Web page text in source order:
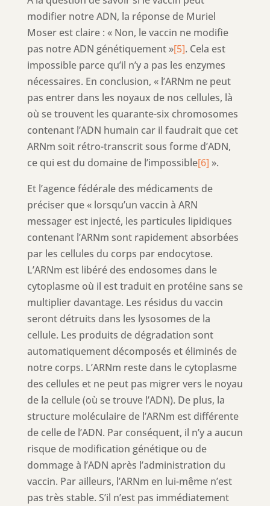
modifier notre ADN, la réponse de Muriel
Moser est claire : « Non, le vaccin ne modifie
pas notre ADN génétiquement »[5]. Cela est
impossible parce qu’il n’y a pas les enzymes
nécessaires. En conclusion, « l’ARNm ne peut
pas entrer dans les noyaux de nos cellules, là
où se trouvent les quarante-six chromosomes
contenant l’ADN humain car il faudrait que cet
ARNm soit rétro-transcrit sous forme d’ADN,
ce qui est du domaine de l’impossible[6] ».
Et l’agence fédérale des médicaments de
préciser que « lorsqu’un vaccin à ARN
messager est injecté, les particules lipidiques
contenant l’ARNm sont rapidement absorbées
par les cellules du corps par endocytose.
L’ARNm est libéré des endosomes dans le
cytoplasme où il est traduit en protéine sans se
multiplier davantage. Les résidus du vaccin
seront détruits dans les lysosomes de la
cellule. Les produits de dégradation sont
automatiquement décomposés et éliminés de
notre corps. L’ARNm reste dans le cytoplasme
des cellules et ne peut pas migrer vers le noyau
de la cellule (où se trouve l’ADN). De plus, la
structure moléculaire de l’ARNm est différente
de celle de l’ADN. Par conséquent, il n’y a aucun
risque de modification génétique ou de
dommage à l’ADN après l’administration du
vaccin. Par ailleurs, l’ARNm en lui-même n’est
pas très stable. S’il n’est pas immédiatement